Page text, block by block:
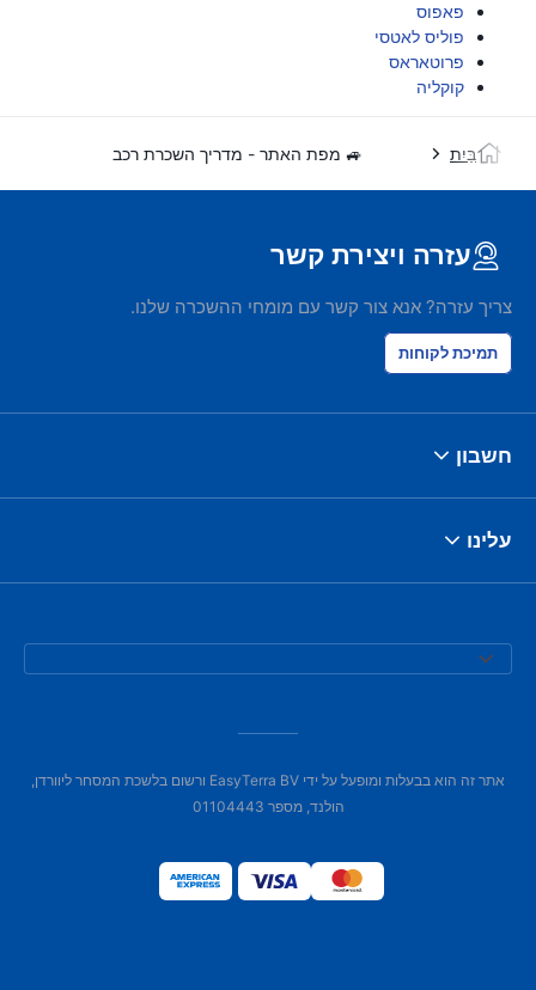
פאפוס
פוליס לאטסי
פרוטאראס
קוקליה
בַּיִת 🚙 מפת האתר - מדריך השכרת רכב
עזרה ויצירת קשר
צריך עזרה? אנא צור קשר עם מומחי ההשכרה שלנו.
תמיכת לקוחות
חשבון
עלינו
אתר זה הוא בבעלות ומופעל על ידי EasyTerra BV ורשום בלשכת המסחר ליוורדן,
הולנד, מספר 01104443